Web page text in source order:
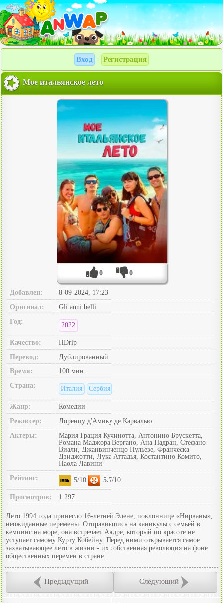
Вход Регистрация
Мое итальянское лето
0 0
Добавлен:
8-09-2024, 17:23
Оригинал:
Gli anni belli
Год:
2022
Качество:
HDrip
Перевод:
Дублированный
Время:
100 мин.
Страна:
Италия Сербия
Жанр:
Комедии
Режиссер:
Лоренцу д'Амику де Карвалью
Актеры:
Мария Грация Кучинотта, Антонино Брускетта,
Романа Маджора Вергано, Ана Падран, Стефано
Виали, Джанвинченцо Пульезе, Франческа
Дзиджотти, Лука Аттадья, Костантино Комито,
Паола Лавини
Рейтинг:
5/10 5.7/10
Просмотров: 1 297
Лето 1994 года принесло 16-летней Элене, поклоннице «Нирваны»,
неожиданные перемены. Отправившись на каникулы с семьей в
кемпинг на море, она встречает Андре, который по красоте не
уступает самому Курту Кобейну. Перед ними открывается самое
захватывающее лето в жизни - их собственная революция на фоне
общественных перемен в стране.
Предыдущий Следующий